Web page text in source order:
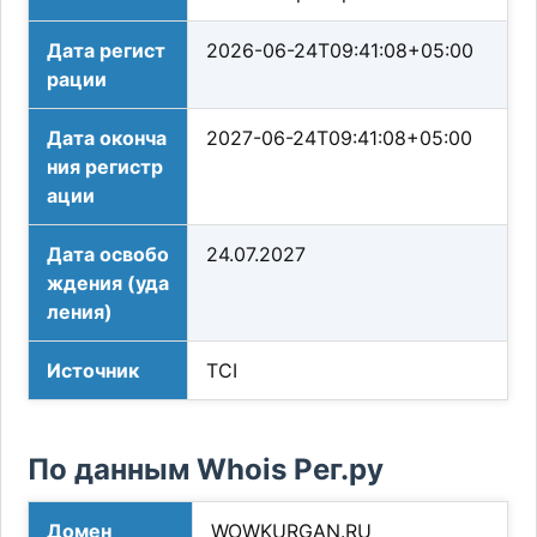
Дата регист
рации
2026-06-24T09:41:08+05:00
Дата оконча
ния регистр
ации
2027-06-24T09:41:08+05:00
Дата освобо
ждения (уда
ления)
24.07.2027
Источник TCI
По данным Whois Рег.ру
Домен WOWKURGAN.RU